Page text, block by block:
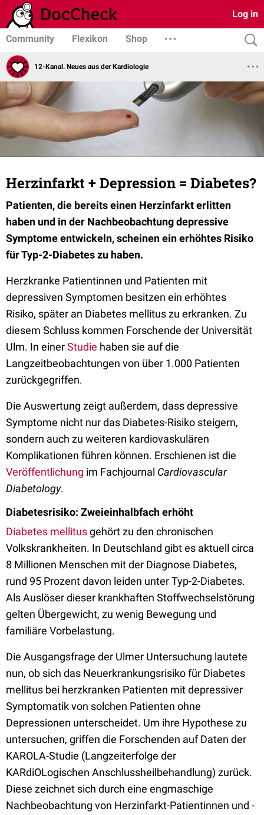
Log in
Community Flexikon Shop
12-Kanal. Neues aus der Kardiologie
Herzinfarkt + Depression = Diabetes?
Patienten, die bereits einen Herzinfarkt erlitten
haben und in der Nachbeobachtung depressive
Symptome entwickeln, scheinen ein erhöhtes Risiko
für Typ-2-Diabetes zu haben.
Herzkranke Patientinnen und Patienten mit
depressiven Symptomen besitzen ein erhöhtes
Risiko, später an Diabetes mellitus zu erkranken. Zu
diesem Schluss kommen Forschende der Universität
Ulm. In einerStudie haben sie auf die
Langzeitbeobachtungen von über 1.000 Patienten
zurückgegriffen.
Die Auswertung zeigt außerdem, dass depressive
Symptome nicht nur das Diabetes-Risiko steigern,
sondern auch zu weiteren kardiovaskulären
Komplikationen führen können. Erschienen ist die
Veröffentlichung im Fachjournal Cardiovascular
Diabetology.
Diabetesrisiko: Zweieinhalbfach erhöht
Diabetes mellitusgehört zu den chronischen
Volkskrankheiten. In Deutschland gibt es aktuell circa
8 Millionen Menschen mit der Diagnose Diabetes,
rund 95 Prozent davon leiden unter Typ-2-Diabetes.
Als Auslöser dieser krankhaften Stoffwechselstörung
gelten Übergewicht, zu wenig Bewegung und
familiäre Vorbelastung.
Die Ausgangsfrage der Ulmer Untersuchung lautete
nun, ob sich das Neuerkrankungsrisiko für Diabetes
mellitus bei herzkranken Patienten mit depressiver
Symptomatik von solchen Patienten ohne
Depressionen unterscheidet. Um ihre Hypothese zu
untersuchen, griffen die Forschenden auf Daten der
KAROLA-Studie (Langzeiterfolge der
KARdiOLogischen Anschlussheilbehandlung) zurück.
Diese zeichnet sich durch eine engmaschige
Nachbeobachtung von Herzinfarkt-Patientinnen und -